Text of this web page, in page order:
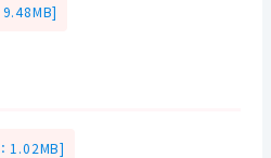
1.02MB]